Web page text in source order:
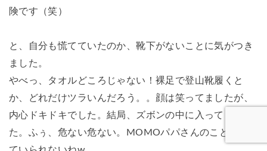
険です（笑）
と、自分も慌てていたのか、靴下がないことに気がつき
ました。
やべっ、タオルどころじゃない！裸足で登山靴履くと
か、どれだけツラいんだろう。。顔は笑ってましたが、
内心ドキドキでした。結局、ズボンの中に入ってまし
た。ふぅ、危ない危ない。MOMOパパさんのこと笑っ